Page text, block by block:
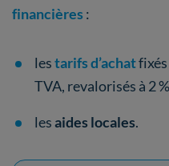
financières :
lestarifs d’achatfixés
TVA, revalorisés à 2
lesaides locales.